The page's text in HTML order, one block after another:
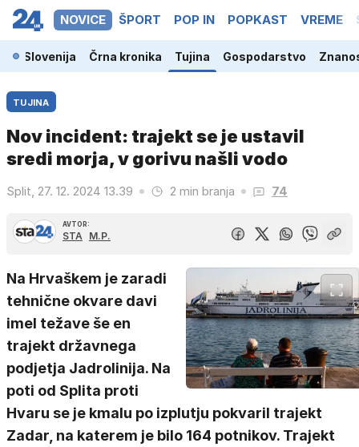
NOVICE ŠPORT POP IN POPKAST VREME
Slovenija Črna kronika Tujina Gospodarstvo
TUJINA
Nov incident: trajekt se je ustavil
sredi morja, v gorivu našli vodo
Split, 27. 12. 2024 13.39 2 min branja 74
AVTOR:
STA M.P.
Na Hrvaškem je zaradi
tehnične okvare davi
imel težave še en
trajekt državnega
podjetja Jadrolinija. Na
poti od Splita proti
Hvaru se je kmalu po izplutju pokvaril trajekt
Zadar, na katerem je bilo 164 potnikov. Trajekt